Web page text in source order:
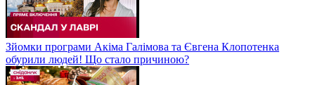
Зйомки програми Акіма Галімова та Євгена Клопотенка
обурили людей! Що стало причиною?